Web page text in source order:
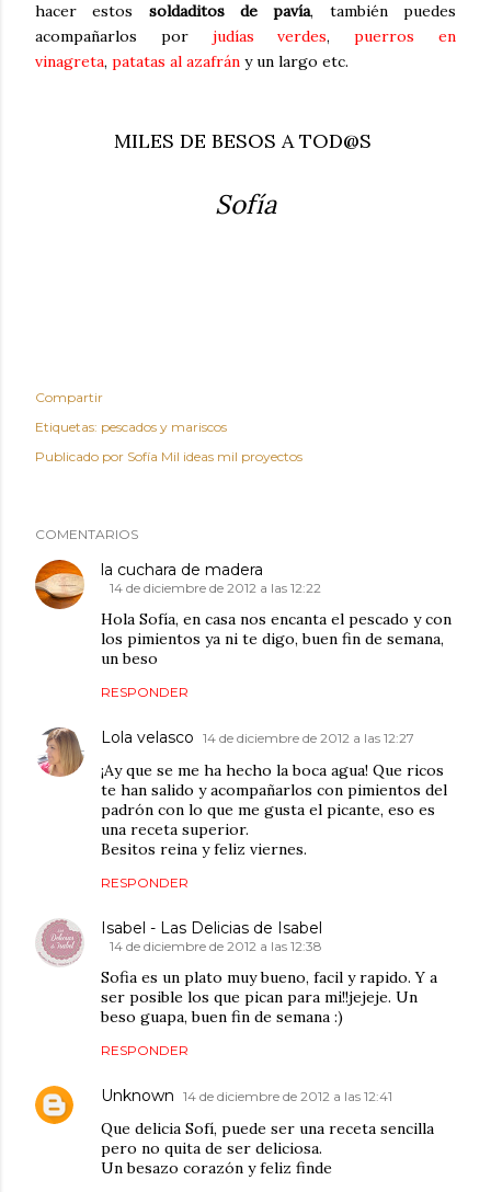
hacer estos soldaditos de pavía, también puedes
acompañarlos por judías verdes,puerros en
vinagreta, patatas al azafrán y un largo etc.
MILES DE BESOS A TOD@S
Sofía
Compartir
Etiquetas: pescados y mariscos
Publicado por Sofía Mil ideas mil proyectos
COMENTARIOS
la cuchara de madera
14 de diciembre de 2012 a las 12:22
Hola Sofía, en casa nos encanta el pescado y con
los pimientos ya ni te digo, buen fin de semana,
un beso
RESPONDER
Lola velasco 14 de diciembre de 2012 a las 12:27
¡Ay que se me ha hecho la boca agua! Que ricos
te han salido y acompañarlos con pimientos del
padrón con lo que me gusta el picante, eso es
una receta superior.
Besitos reina y feliz viernes.
RESPONDER
Isabel - Las Delicias de Isabel
14 de diciembre de 2012 a las 12:38
Sofia es un plato muy bueno, facil y rapido. Y a
ser posible los que pican para mi!!jejeje. Un
beso guapa, buen fin de semana :)
RESPONDER
Unknown 14 de diciembre de 2012 a las 12:41
Que delicia Sofí, puede ser una receta sencilla
pero no quita de ser deliciosa.
Un besazo corazón y feliz finde